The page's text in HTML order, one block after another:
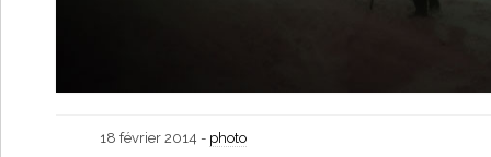
18 février 2014 - photo